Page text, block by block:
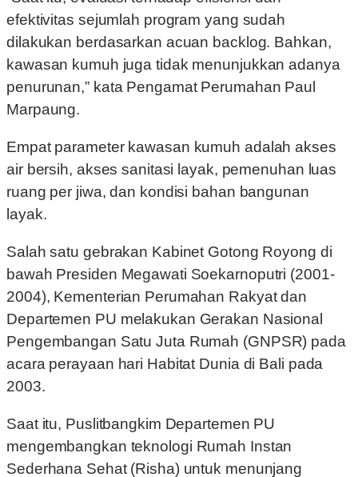
efektivitas sejumlah program yang sudah
dilakukan berdasarkan acuan backlog. Bahkan,
kawasan kumuh juga tidak menunjukkan adanya
penurunan,” kata Pengamat Perumahan Paul
Marpaung.
Empat parameter kawasan kumuh adalah akses
air bersih, akses sanitasi layak, pemenuhan luas
ruang per jiwa, dan kondisi bahan bangunan
layak.
Salah satu gebrakan Kabinet Gotong Royong di
bawah Presiden Megawati Soekarnoputri (2001-
2004), Kementerian Perumahan Rakyat dan
Departemen PU melakukan Gerakan Nasional
Pengembangan Satu Juta Rumah (GNPSR) pada
acara perayaan hari Habitat Dunia di Bali pada
2003.
Saat itu, Puslitbangkim Departemen PU
mengembangkan teknologi Rumah Instan
Sederhana Sehat (Risha) untuk menunjang